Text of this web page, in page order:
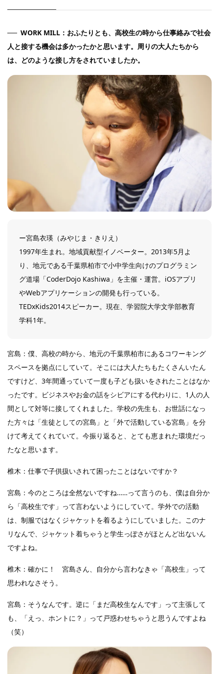
WORK MILL：おふたりとも、高校生の時から仕事絡みで社会
人と接する機会は多かったかと思います。周りの大人たちから
は、どのような接し方をされていましたか。
ー宮島衣瑛（みやじま・きりえ）
1997年生まれ。地域貢献型イノベーター。2013年5月よ
り、地元である千葉県柏市で小中学生向けのプログラミン
グ道場「CoderDojo Kashiwa」を主催・運営。iOSアプリ
やWebアプリケーションの開発も行っている。
TEDxKids2014スピーカー。現在、学習院大学文学部教育
学科1年。
宮島：僕、高校の時から、地元の千葉県柏市にあるコワーキング
スペースを拠点にしていて。そこには大人たちもたくさんいたん
ですけど、3年間通っていて一度も子ども扱いをされたことはなか
ったです。ビジネスやお金の話をシビアにする代わりに、1人の人
間として対等に接してくれました。学校の先生も、お世話になっ
た方々は「生徒としての宮島」と「外で活動している宮島」を分
けて考えてくれていて。今振り返ると、とても恵まれた環境だっ
たなと思います。
椎木：仕事で子供扱いされて困ったことはないですか？
宮島：今のところは全然ないですね……って言うのも、僕は自分か
ら「高校生です」って言わないようにしていて。学外での活動
は、制服ではなくジャケットを着るようにしていました。このナ
リなんで、ジャケット着ちゃうと学生っぽさがほとんど出ないん
ですよね。
椎木：確かに！ 宮島さん、自分から言わなきゃ「高校生」って
思われなさそう。
宮島：そうなんです。逆に「まだ高校生なんです」って主張して
も、「えっ、ホントに？」って戸惑わせちゃうと思うんですよね
（笑）